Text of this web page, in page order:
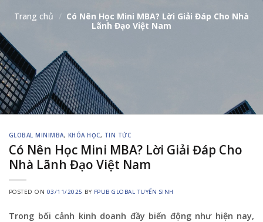
Trang chủ / Có Nên Học Mini MBA? Lời Giải Đáp Cho Nhà
Lãnh Đạo Việt Nam
GLOBAL MINIMBA, KHÓA HỌC, TIN TỨC
Có Nên Học Mini MBA? Lời Giải Đáp Cho
Nhà Lãnh Đạo Việt Nam
POSTED ON 03/11/2025 BY FPUB GLOBAL TUYỂN SINH
Trong bối cảnh kinh doanh đầy biến động như hiện nay,